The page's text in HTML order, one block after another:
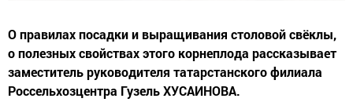
О правилах посадки и выращивания столовой свёклы,
о полезных свойствах этого корнеплода рассказывает
заместитель руководителя татарстанского филиала
Россельхозцентра Гузель ХУСАИНОВА.